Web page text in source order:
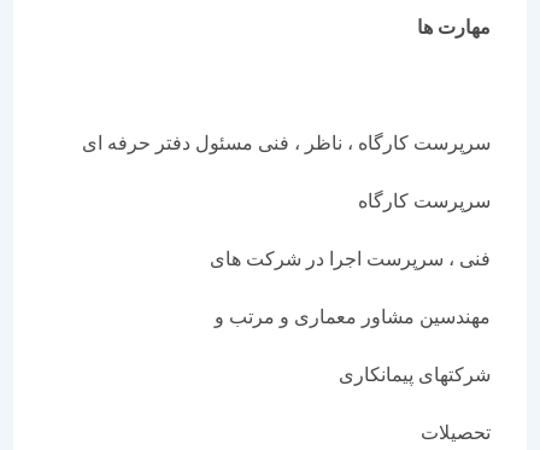
مهارت ها
سرپرست کارگاه ، ناظر ، فنی مسئول دفتر حرفه ای
سرپرست کارگاه
فنی ، سرپرست اجرا در شرکت های
مهندسین مشاور معماری و مرتب و
شرکتهای پیمانکاری
تحصیلات